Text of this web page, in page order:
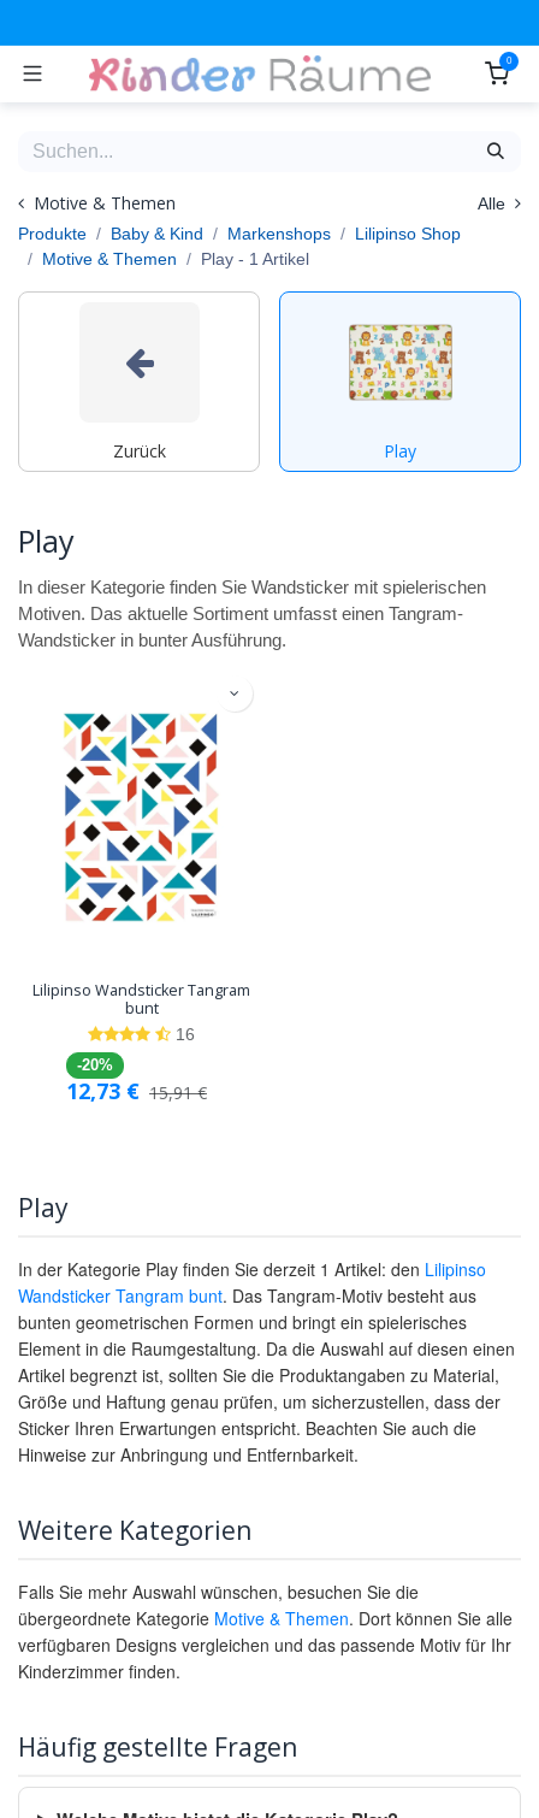
0
Motive & Themen
Alle
Produkte
Baby & Kind Markenshops
Lilipinso Shop
Motive & Themen
Play - 1 Artikel
Zurück Play
Play
In dieser Kategorie finden Sie Wandsticker mit spielerischen
Motiven. Das aktuelle Sortiment umfasst einen Tangram-
Wandsticker in bunter Ausführung.
Lilipinso Wandsticker Tangram
bunt
16
-20%
12,73 € 15,91€
Play
In der Kategorie Play finden Sie derzeit 1 Artikel: den Lilipinso
Wandsticker Tangram bunt. Das Tangram-Motiv besteht aus
bunten geometrischen Formen und bringt ein spielerisches
Element in die Raumgestaltung. Da die Auswahl auf diesen einen
Artikel begrenzt ist, sollten Sie die Produktangaben zu Material,
Größe und Haftung genau prüfen, um sicherzustellen, dass der
Sticker Ihren Erwartungen entspricht. Beachten Sie auch die
Hinweise zur Anbringung und Entfernbarkeit.
Weitere Kategorien
Falls Sie mehr Auswahl wünschen, besuchen Sie die
übergeordnete Kategorie Motive & Themen. Dort können Sie alle
verfügbaren Designs vergleichen und das passende Motiv für Ihr
Kinderzimmer finden.
Häufig gestellte Fragen